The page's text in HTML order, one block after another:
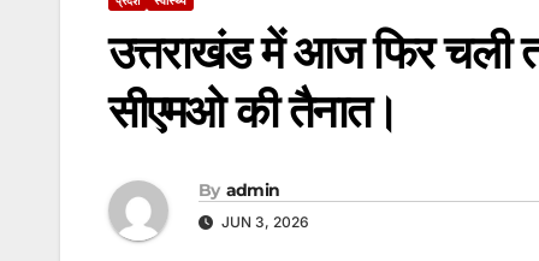
उत्तराखंड में आज फिर चली
सीएमओ की तैनात।
By admin
JUN 3, 2026